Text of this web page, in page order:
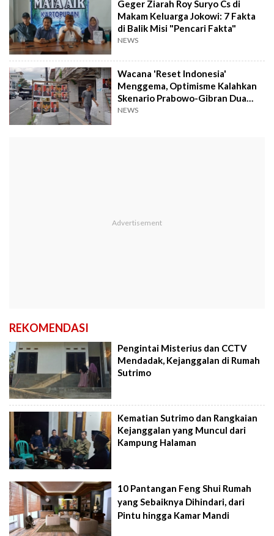
Geger Ziarah Roy Suryo Cs di
Makam Keluarga Jokowi: 7 Fakta
di Balik Misi "Pencari Fakta"
NEWS
Wacana 'Reset Indonesia'
Menggema, Optimisme Kalahkan
Skenario Prabowo-Gibran Dua
Periode
NEWS
REKOMENDASI
Pengintai Misterius dan CCTV
Mendadak, Kejanggalan di Rumah
Sutrimo
Kematian Sutrimo dan Rangkaian
Kejanggalan yang Muncul dari
Kampung Halaman
10 Pantangan Feng Shui Rumah
yang Sebaiknya Dihindari, dari
Pintu hingga Kamar Mandi